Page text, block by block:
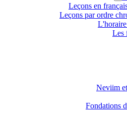
Leçons en
Leçons par ordre
Les
Neviim
Fondations